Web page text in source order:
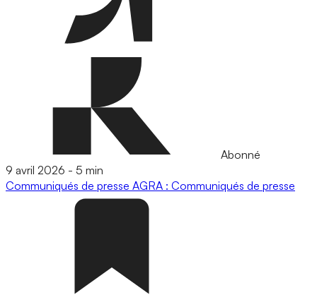
Abonné
9 avril 2026 - 5 min
Communiqués de presse AGRA : Communiqués de presse